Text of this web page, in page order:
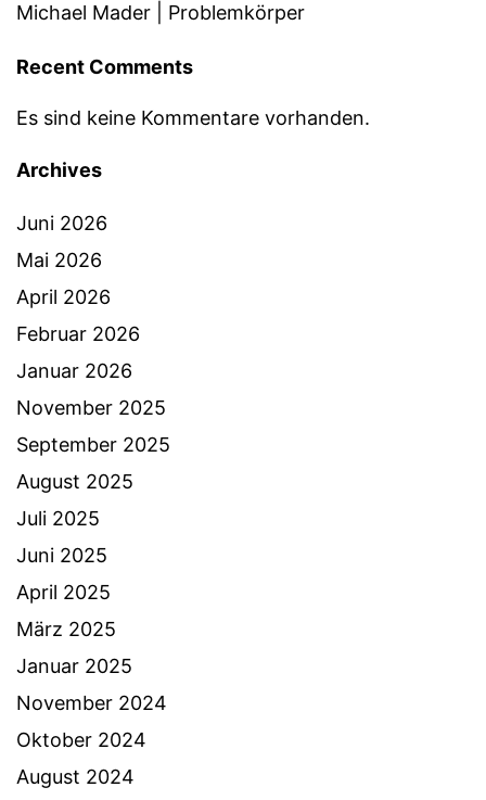
Michael Mader | Problemkörper
Recent Comments
Es sind keine Kommentare vorhanden.
Archives
Juni 2026
Mai 2026
April 2026
Februar 2026
Januar 2026
November 2025
September 2025
August 2025
Juli 2025
Juni 2025
April 2025
März 2025
Januar 2025
November 2024
Oktober 2024
August 2024